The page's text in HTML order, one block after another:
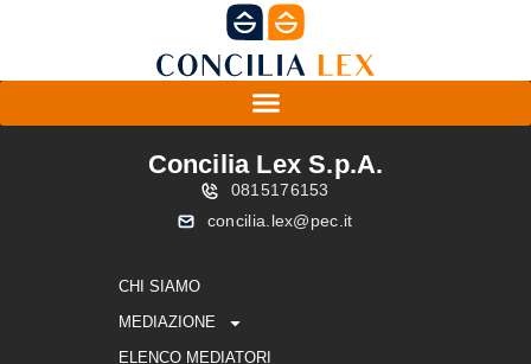
Concilia Lex S.p.A.
0815176153
concilia.lex@pec.it
CHI SIAMO
MEDIAZIONE
ELENCO MEDIATORI